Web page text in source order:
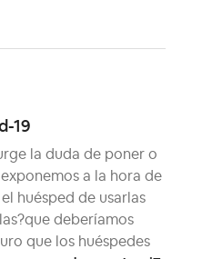
19
la duda de poner o
a la hora de
huésped de usarlas
deberíamos
que los huéspedes